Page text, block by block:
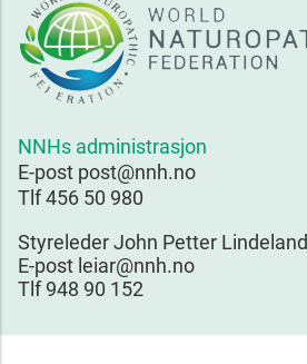
NNHs administrasjon
E-post post@nnh.no
Tlf 456 50 980
Styreleder John Petter Lindeland
E-post leiar@nnh.no
Tlf 948 90 152